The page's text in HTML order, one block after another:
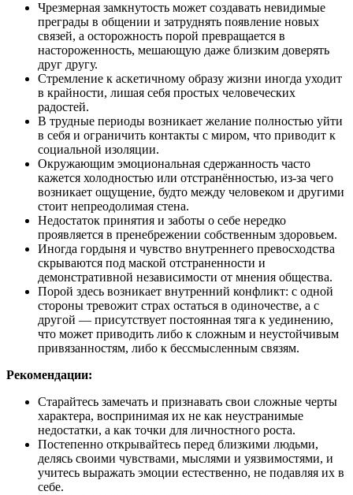
Чрезмерная замкнутость может создавать невидимые
преграды в общении и затруднять появление новых
связей, а осторожность порой превращается в
настороженность, мешающую даже близким доверять
друг другу.
Стремление к аскетичному образу жизни иногда уходит
в крайности, лишая себя простых человеческих
радостей.
В трудные периоды возникает желание полностью уйти
в себя и ограничить контакты с миром, что приводит к
социальной изоляции.
Окружающим эмоциональная сдержанность часто
кажется холодностью или отстранённостью, из-за чего
возникает ощущение, будто между человеком и другими
стоит непреодолимая стена.
Недостаток принятия и заботы о себе нередко
проявляется в пренебрежении собственным здоровьем.
Иногда гордыня и чувство внутреннего превосходства
скрываются под маской отстраненности и
демонстративной независимости от мнения общества.
Порой здесь возникает внутренний конфликт: с одной
стороны тревожит страх остаться в одиночестве, а с
другой — присутствует постоянная тяга к уединению,
что может приводить либо к сложным и неустойчивым
привязанностям, либо к бессмысленным связям.
Рекомендации:
Старайтесь замечать и признавать свои сложные черты
характера, воспринимая их не как неустранимые
недостатки, а как точки для личностного роста.
Постепенно открывайтесь перед близкими людьми,
делясь своими чувствами, мыслями и уязвимостями, и
учитесь выражать эмоции естественно, не подавляя их в
себе.